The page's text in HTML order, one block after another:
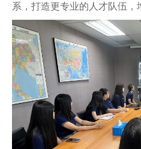
系，打造更专业的人才队伍，